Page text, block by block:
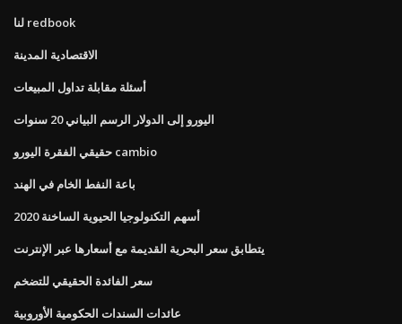
لنا redbook
الاقتصادية المدينة
أسئلة مقابلة تداول المبيعات
اليورو إلى الدولار الرسم البياني 20 سنوات
حقيقي الفقرة اليورو cambio
باعة النفط الخام في الهند
أسهم التكنولوجيا الحيوية الساخنة 2020
يتطابق سعر البحرية القديمة مع أسعارها عبر الإنترنت
سعر الفائدة الحقيقي للتضخم
عائدات السندات الحكومية الأوروبية